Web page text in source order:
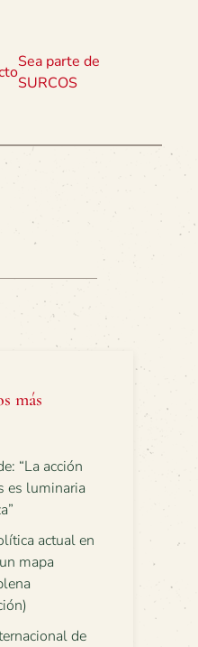
Sea parte de
SURCOS
más
“La acción
es luminaria
actual en
mapa
de